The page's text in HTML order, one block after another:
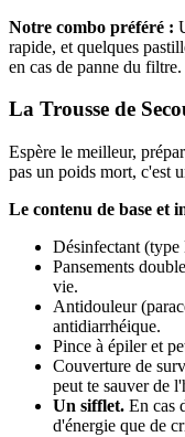
Notre combo préféré :
rapide, et quelques
en cas de panne du filtre.
La Trousse de
Espère le meilleur,
pas un poids mort, c'est
Le contenu de base et
Désinfectant (type
Pansements
vie.
Antidouleur
antidiarrhéique.
Pince à épiler et
Couverture de
peut te sauver de
Un sifflet. En cas
d'énergie que de